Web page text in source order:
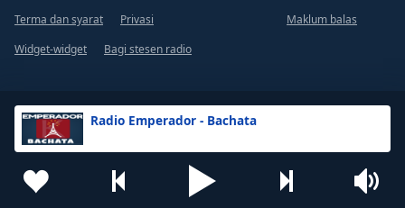
Radio Emperador - Bachata
Terma dan syarat
Privasi
Maklum balas
Widget-widget
Bagi stesen radio